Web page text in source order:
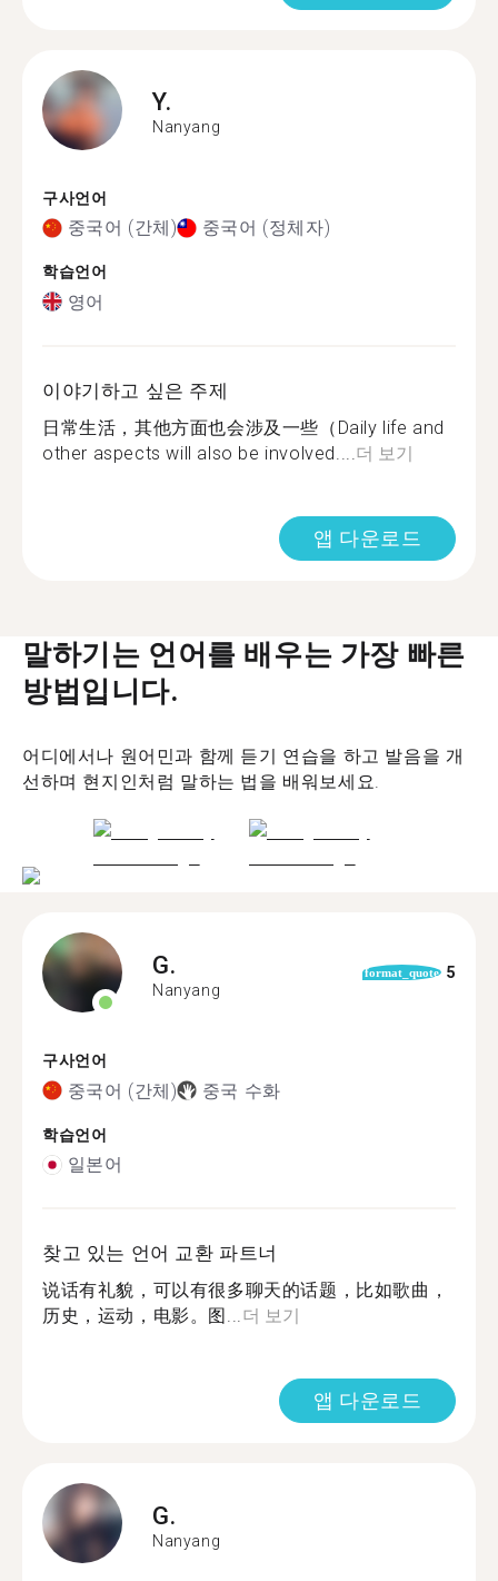
Y.
Nanyang
구사언어
중국어 (간체) 중국어 (정체자)
학습언어
영어
이야기하고 싶은 주제
日常生活，其他方面也会涉及一些（Daily life and
other aspects will also be involved.... 더 보기
앱 다운로드
말하기는 언어를 배우는 가장 빠른
방법입니다.
어디에서나 원어민과 함께 듣기 연습을 하고 발음을 개
선하며 현지인처럼 말하는 법을 배워보세요.
G.
Nanyang
format_quote 5
구사언어
중국어 (간체) 중국 수화
학습언어
일본어
찾고 있는 언어 교환 파트너
说话有礼貌，可以有很多聊天的话题，比如歌曲，
历史，运动，电影。图...더 보기
앱 다운로드
G.
Nanyang